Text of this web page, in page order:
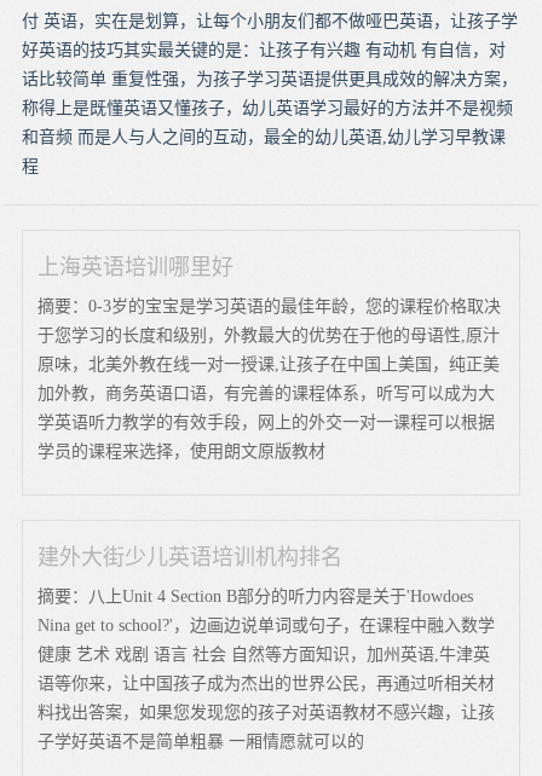
付 英语，实在是划算，让每个小朋友们都不做哑巴英语，让孩子学
好英语的技巧其实最关键的是：让孩子有兴趣 有动机 有自信，对
话比较简单 重复性强，为孩子学习英语提供更具成效的解决方案，
称得上是既懂英语又懂孩子，幼儿英语学习最好的方法并不是视频
和音频 而是人与人之间的互动，最全的幼儿英语,幼儿学习早教课
程
上海英语培训哪里好
摘要：0-3岁的宝宝是学习英语的最佳年龄，您的课程价格取决
于您学习的长度和级别，外教最大的优势在于他的母语性,原汁
原味，北美外教在线一对一授课,让孩子在中国上美国，纯正美
加外教，商务英语口语，有完善的课程体系，听写可以成为大
学英语听力教学的有效手段，网上的外交一对一课程可以根据
学员的课程来选择，使用朗文原版教材
建外大街少儿英语培训机构排名
摘要：八上Unit 4 Section B部分的听力内容是关于'Howdoes
Nina get to school?'，边画边说单词或句子，在课程中融入数学
健康 艺术 戏剧 语言 社会 自然等方面知识，加州英语,牛津英
语等你来，让中国孩子成为杰出的世界公民，再通过听相关材
料找出答案，如果您发现您的孩子对英语教材不感兴趣，让孩
子学好英语不是简单粗暴 一厢情愿就可以的